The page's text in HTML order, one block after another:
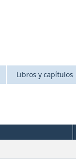
Libros y capítulos